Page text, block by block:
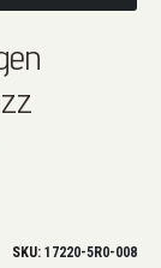
SKU 17220-5R0-008